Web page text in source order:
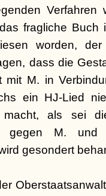
Verfahren
fragliche Buch
worden,
dass die
mit M. in
ein HJ-Lied
macht, als sei
gegen M. und
gesondert